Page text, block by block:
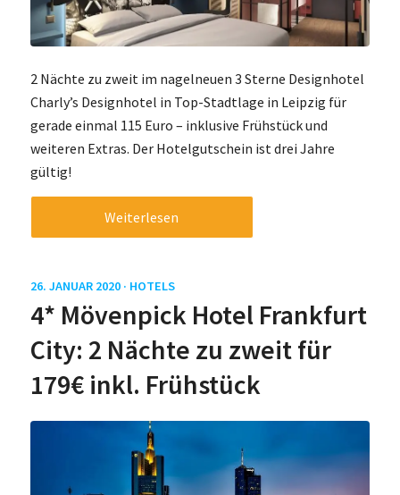
2 Nächte zu zweit im nagelneuen 3 Sterne Designhotel
Charly’s Designhotel in Top-Stadtlage in Leipzig für
gerade einmal 115 Euro – inklusive Frühstück und
weiteren Extras. Der Hotelgutschein ist drei Jahre
gültig!
Weiterlesen
26. JANUAR 2020 · HOTELS
4* Mövenpick Hotel Frankfurt
City: 2 Nächte zu zweit für
179€ inkl. Frühstück